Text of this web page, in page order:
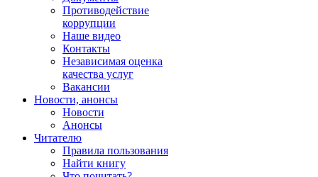
Противодействие
коррупции
Наше видео
Контакты
Независимая оценка
качества услуг
Вакансии
Новости, анонсы
Новости
Анонсы
Читателю
Правила пользования
Найти книгу